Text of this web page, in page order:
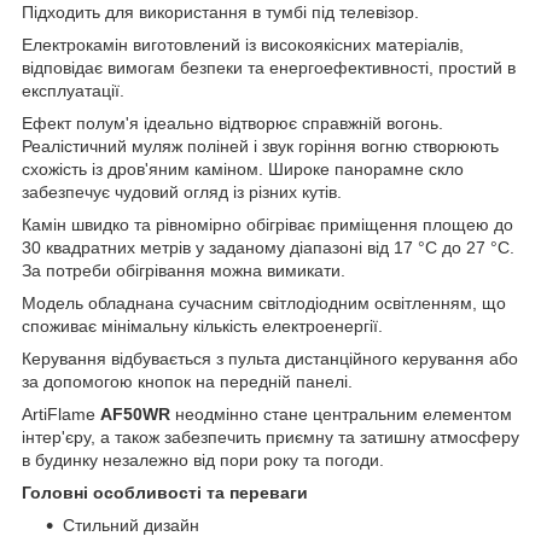
Підходить для використання в тумбі під телевізор.
Електрокамін виготовлений із високоякісних матеріалів,
відповідає вимогам безпеки та енергоефективності, простий в
експлуатації.
Ефект полум'я ідеально відтворює справжній вогонь.
Реалістичний муляж поліней і звук горіння вогню створюють
схожість із дров'яним каміном. Широке панорамне скло
забезпечує чудовий огляд із різних кутів.
Камін швидко та рівномірно обігріває приміщення площею до
30 квадратних метрів у заданому діапазоні від 17 °C до 27 °C.
За потреби обігрівання можна вимикати.
Модель обладнана сучасним світлодіодним освітленням, що
споживає мінімальну кількість електроенергії.
Керування відбувається з пульта дистанційного керування або
за допомогою кнопок на передній панелі.
ArtiFlame AF50WR неодмінно стане центральним елементом
інтер'єру, а також забезпечить приємну та затишну атмосферу
в будинку незалежно від пори року та погоди.
Головні особливості та переваги
Стильний дизайн